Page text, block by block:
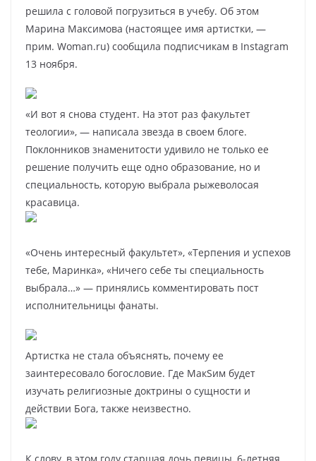
решила с головой погрузиться в учебу. Об этом
Марина Максимова (настоящее имя артистки, —
прим. Woman.ru) сообщила подписчикам в Instagram
13 ноября.
«И вот я снова студент. На этот раз факультет
теологии», — написала звезда в своем блоге.
Поклонников знаменитости удивило не только ее
решение получить еще одно образование, но и
специальность, которую выбрала рыжеволосая
красавица.
«Очень интересный факультет», «Терпения и успехов
тебе, Маринка», «Ничего себе ты специальность
выбрала…» — принялись комментировать пост
исполнительницы фанаты.
Артистка не стала объяснять, почему ее
заинтересовало богословие. Где МакSим будет
изучать религиозные доктрины о сущности и
действии Бога, также неизвестно.